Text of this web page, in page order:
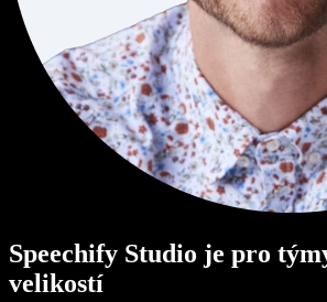
Speechify Studio je pro
velikostí